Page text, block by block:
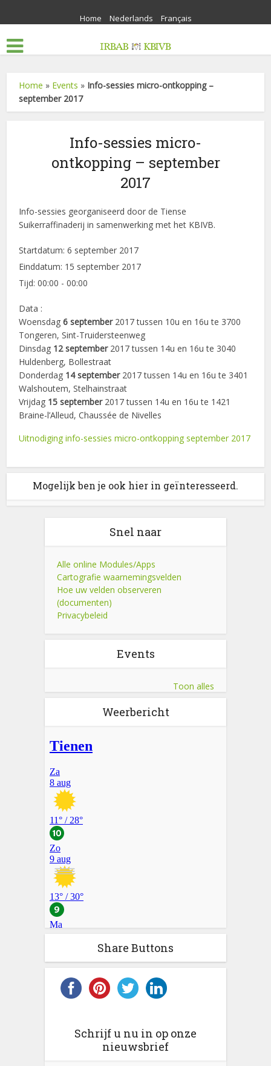
Home Nederlands Français
Home » Events » Info-sessies micro-ontkopping –
september 2017
Info-sessies micro-
ontkopping – september
2017
Info-sessies georganiseerd door de Tiense
Suikerraffinaderij in samenwerking met het KBIVB.
Startdatum:6 september 2017
Einddatum: 15 september 2017
Tijd:00:00 - 00:00
Data :
Woensdag6 september2017 tussen 10u en 16u te 3700
Tongeren, Sint-Truidersteenweg
Dinsdag 12 september2017 tussen 14u en 16u te 3040
Huldenberg, Bollestraat
Donderdag 14 september2017 tussen 14u en 16u te 3401
Walshoutem, Stelhainstraat
Vrijdag 15 september2017 tussen 14u en 16u te 1421
Braine-l’Alleud, Chaussée de Nivelles
Uitnodiging info-sessies micro-ontkopping september 2017
Mogelijk ben je ook hier in geïnteresseerd.
Snel naar
Alle online Modules/Apps
Cartografie waarnemingsvelden
Hoe uw velden observeren
(documenten)
Privacybeleid
Events
Toon alles
Weerbericht
Share Buttons
Schrijf u nu in op onze
nieuwsbrief